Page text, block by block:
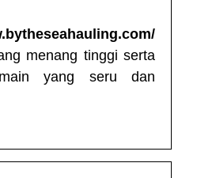
menang tinggi serta
yang seru dan